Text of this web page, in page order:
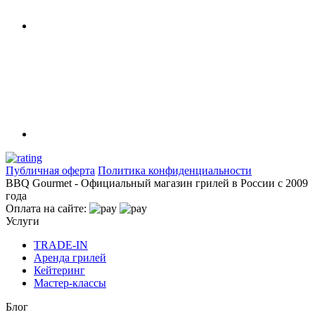
Публичная оферта Политика конфиденциальности
BBQ Gourmet - Официальный магазин грилей в России с 2009
года
Оплата на сайте:
Услуги
TRADE-IN
Аренда грилей
Кейтеринг
Мастер-классы
Блог